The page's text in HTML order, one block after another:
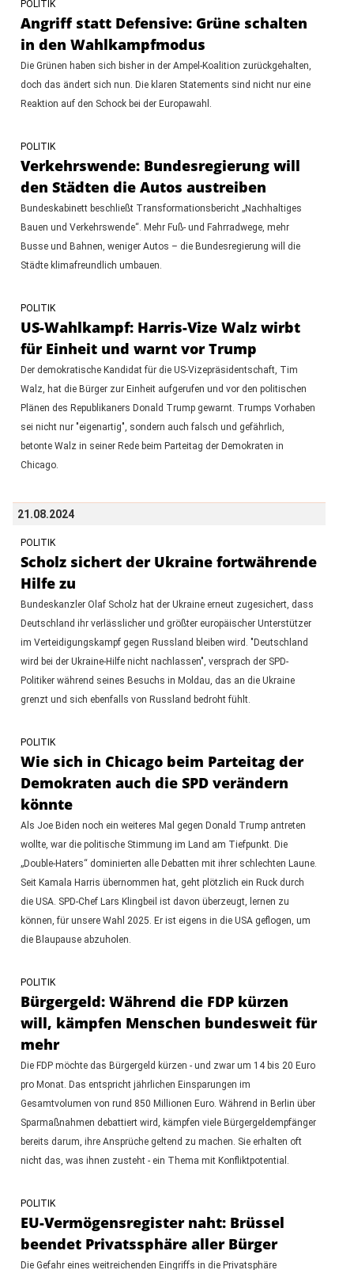
POLITIK
Angriff statt Defensive: Grüne schalten
in den Wahlkampfmodus
Die Grünen haben sich bisher in der Ampel-Koalition zurückgehalten,
doch das ändert sich nun. Die klaren Statements sind nicht nur eine
Reaktion auf den Schock bei der Europawahl.
POLITIK
Verkehrswende: Bundesregierung will
den Städten die Autos austreiben
Bundeskabinett beschließt Transformationsbericht „Nachhaltiges
Bauen und Verkehrswende“. Mehr Fuß- und Fahrradwege, mehr
Busse und Bahnen, weniger Autos – die Bundesregierung will die
Städte klimafreundlich umbauen.
POLITIK
US-Wahlkampf: Harris-Vize Walz wirbt
für Einheit und warnt vor Trump
Der demokratische Kandidat für die US-Vizepräsidentschaft, Tim
Walz, hat die Bürger zur Einheit aufgerufen und vor den politischen
Plänen des Republikaners Donald Trump gewarnt. Trumps Vorhaben
sei nicht nur "eigenartig", sondern auch falsch und gefährlich,
betonte Walz in seiner Rede beim Parteitag der Demokraten in
Chicago.
21.08.2024
POLITIK
Scholz sichert der Ukraine fortwährende
Hilfe zu
Bundeskanzler Olaf Scholz hat der Ukraine erneut zugesichert, dass
Deutschland ihr verlässlicher und größter europäischer Unterstützer
im Verteidigungskampf gegen Russland bleiben wird. "Deutschland
wird bei der Ukraine-Hilfe nicht nachlassen", versprach der SPD-
Politiker während seines Besuchs in Moldau, das an die Ukraine
grenzt und sich ebenfalls von Russland bedroht fühlt.
POLITIK
Wie sich in Chicago beim Parteitag der
Demokraten auch die SPD verändern
könnte
Als Joe Biden noch ein weiteres Mal gegen Donald Trump antreten
wollte, war die politische Stimmung im Land am Tiefpunkt. Die
„Double-Haters“ dominierten alle Debatten mit ihrer schlechten Laune.
Seit Kamala Harris übernommen hat, geht plötzlich ein Ruck durch
die USA. SPD-Chef Lars Klingbeil ist davon überzeugt, lernen zu
können, für unsere Wahl 2025. Er ist eigens in die USA geflogen, um
die Blaupause abzuholen.
POLITIK
Bürgergeld: Während die FDP kürzen
will, kämpfen Menschen bundesweit für
mehr
Die FDP möchte das Bürgergeld kürzen - und zwar um 14 bis 20 Euro
pro Monat. Das entspricht jährlichen Einsparungen im
Gesamtvolumen von rund 850 Millionen Euro. Während in Berlin über
Sparmaßnahmen debattiert wird, kämpfen viele Bürgergeldempfänger
bereits darum, ihre Ansprüche geltend zu machen. Sie erhalten oft
nicht das, was ihnen zusteht - ein Thema mit Konfliktpotential.
POLITIK
EU-Vermögensregister naht: Brüssel
beendet Privatssphäre aller Bürger
Die Gefahr eines weitreichenden Eingriffs in die Privatsphäre